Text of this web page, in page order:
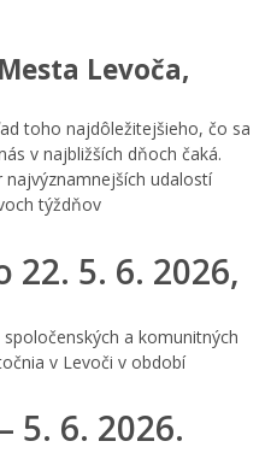
Levoča,
toho najdôležitejšieho, čo sa
v najbližších dňoch čaká.
najvýznamnejších udalostí
týždňov
22. 5. 6. 2026,
a komunitných
v Levoči v období
5. 6. 2026.